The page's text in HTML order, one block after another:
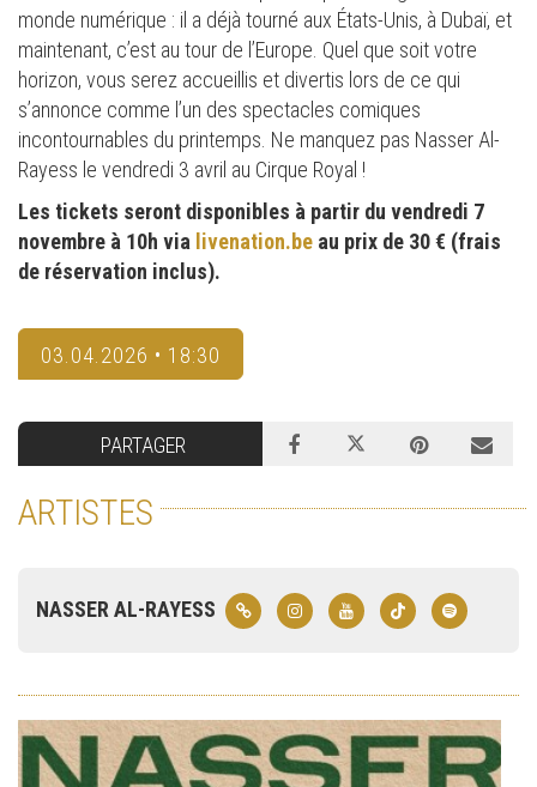
monde numérique : il a déjà tourné aux États-Unis, à Dubaï, et
maintenant, c’est au tour de l’Europe. Quel que soit votre
horizon, vous serez accueillis et divertis lors de ce qui
s’annonce comme l’un des spectacles comiques
incontournables du printemps. Ne manquez pas Nasser Al-
Rayess le vendredi 3 avril au Cirque Royal !
Les tickets seront disponibles à partir du vendredi 7
novembre à 10h via livenation.be au prix de 30 € (frais
de réservation inclus).
03.04.2026 • 18:30
PARTAGER
ARTISTES
NASSER AL-RAYESS